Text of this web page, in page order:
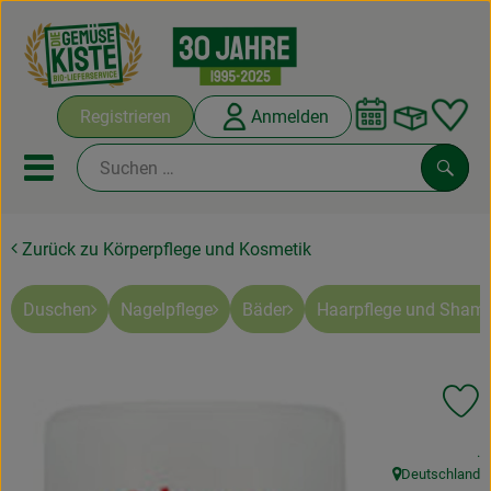
Registrieren Anmelden
Mobiles Menu öffnen oder
Abokisten
Kochboxen
Zurück zu Körperpflege und Kosmetik
Duschen Nagelpflege Bäder Haarpflege und
,
.
, Herkunft:
Deutschland